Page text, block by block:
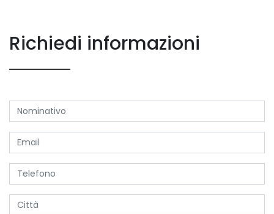
Richiedi informazioni